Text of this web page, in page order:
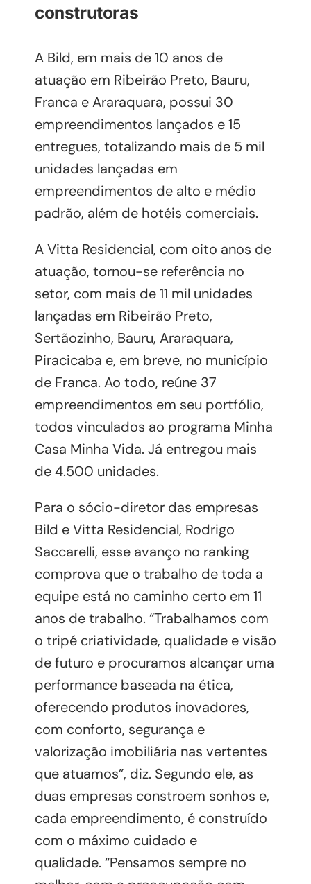
construtoras
A Bild, em mais de 10 anos de
atuação em Ribeirão Preto, Bauru,
Franca e Araraquara, possui 30
empreendimentos lançados e 15
entregues, totalizando mais de 5 mil
unidades lançadas em
empreendimentos de alto e médio
padrão, além de hotéis comerciais.
A Vitta Residencial, com oito anos de
atuação, tornou-se referência no
setor, com mais de 11 mil unidades
lançadas em Ribeirão Preto,
Sertãozinho, Bauru, Araraquara,
Piracicaba e, em breve, no município
de Franca. Ao todo, reúne 37
empreendimentos em seu portfólio,
todos vinculados ao programa Minha
Casa Minha Vida. Já entregou mais
de 4.500 unidades.
Para o sócio-diretor das empresas
Bild e Vitta Residencial, Rodrigo
Saccarelli, esse avanço no ranking
comprova que o trabalho de toda a
equipe está no caminho certo em 11
anos de trabalho. “Trabalhamos com
o tripé criatividade, qualidade e visão
de futuro e procuramos alcançar uma
performance baseada na ética,
oferecendo produtos inovadores,
com conforto, segurança e
valorização imobiliária nas vertentes
que atuamos”, diz. Segundo ele, as
duas empresas constroem sonhos e,
cada empreendimento, é construído
com o máximo cuidado e
qualidade. “Pensamos sempre no